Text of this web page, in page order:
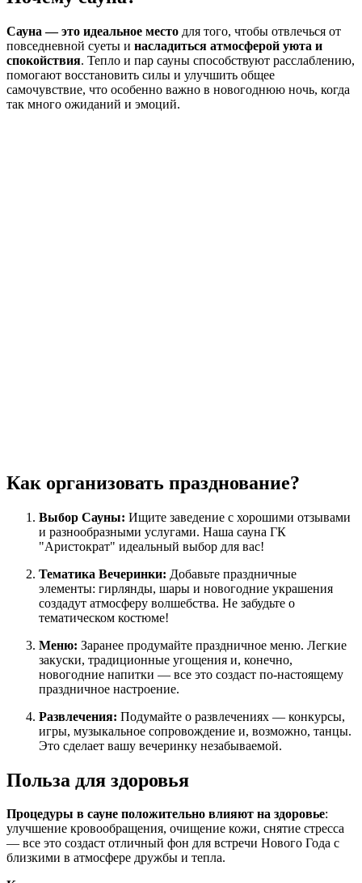
Сауна — это идеальное место для того, чтобы отвлечься от
повседневной суеты и насладиться атмосферой уюта и
спокойствия. Тепло и пар сауны способствуют расслаблению,
помогают восстановить силы и улучшить общее
самочувствие, что особенно важно в новогоднюю ночь, когда
так много ожиданий и эмоций.
Как организовать празднование?
Выбор Сауны: Ищите заведение с хорошими отзывами
и разнообразными услугами. Наша сауна ГК
"Аристократ" идеальный выбор для вас!
Тематика Вечеринки: Добавьте праздничные
элементы: гирлянды, шары и новогодние украшения
создадут атмосферу волшебства. Не забудьте о
тематическом костюме!
Меню: Заранее продумайте праздничное меню. Легкие
закуски, традиционные угощения и, конечно,
новогодние напитки — все это создаст по-настоящему
праздничное настроение.
Развлечения: Подумайте о развлечениях — конкурсы,
игры, музыкальное сопровождение и, возможно, танцы.
Это сделает вашу вечеринку незабываемой.
Польза для здоровья
Процедуры в сауне положительно влияют на здоровье:
улучшение кровообращения, очищение кожи, снятие стресса
— все это создаст отличный фон для встречи Нового Года с
близкими в атмосфере дружбы и тепла.